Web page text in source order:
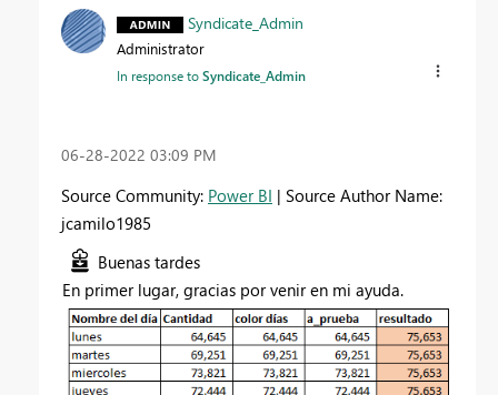
Syndicate_Admin
Administrator
In response toSyndicate_Admin
‎06-28-2022 03:09 PM
Source Community: Power BI | Source Author Name:
jcamilo1985
Buenas tardes
En primer lugar, gracias por venir en mi ayuda.